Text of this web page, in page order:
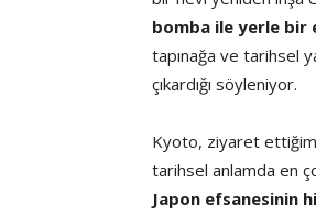
bomba ile yerle bir
tapınağa ve tarihsel
çıkardığı söyleniyor.
Kyoto, ziyaret
tarihsel anlamda en
Japon efsanesinin